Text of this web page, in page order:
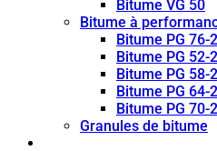
Bitume VG 50
Bitume à
Bitume PG 76-
Bitume PG 52-
Bitume PG 58-
Bitume PG 64-
Bitume PG 70-
Granules de bitume